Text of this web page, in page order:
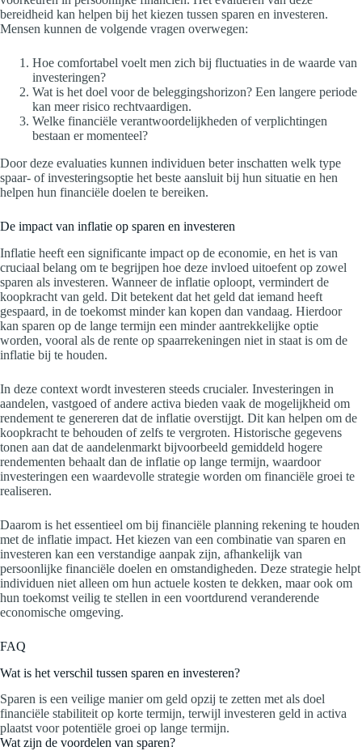
bereidheid kan helpen bij het kiezen tussen sparen en investeren.
Mensen kunnen de volgende vragen overwegen:
Hoe comfortabel voelt men zich bij fluctuaties in de waarde van
investeringen?
Wat is het doel voor de beleggingshorizon? Een langere periode
kan meer risico rechtvaardigen.
Welke financiële verantwoordelijkheden of verplichtingen
bestaan er momenteel?
Door deze evaluaties kunnen individuen beter inschatten welk type
spaar- of investeringsoptie het beste aansluit bij hun situatie en hen
helpen hun financiële doelen te bereiken.
De impact van inflatie op sparen en investeren
Inflatie heeft een significante impact op de economie, en het is van
cruciaal belang om te begrijpen hoe deze invloed uitoefent op zowel
sparen als investeren. Wanneer de inflatie oploopt, vermindert de
koopkracht van geld. Dit betekent dat het geld dat iemand heeft
gespaard, in de toekomst minder kan kopen dan vandaag. Hierdoor
kan sparen op de lange termijn een minder aantrekkelijke optie
worden, vooral als de rente op spaarrekeningen niet in staat is om de
inflatie bij te houden.
In deze context wordt investeren steeds crucialer. Investeringen in
aandelen, vastgoed of andere activa bieden vaak de mogelijkheid om
rendement te genereren dat de inflatie overstijgt. Dit kan helpen om de
koopkracht te behouden of zelfs te vergroten. Historische gegevens
tonen aan dat de aandelenmarkt bijvoorbeeld gemiddeld hogere
rendementen behaalt dan de inflatie op lange termijn, waardoor
investeringen een waardevolle strategie worden om financiële groei te
realiseren.
Daarom is het essentieel om bij financiële planning rekening te houden
met de inflatie impact. Het kiezen van een combinatie van sparen en
investeren kan een verstandige aanpak zijn, afhankelijk van
persoonlijke financiële doelen en omstandigheden. Deze strategie helpt
individuen niet alleen om hun actuele kosten te dekken, maar ook om
hun toekomst veilig te stellen in een voortdurend veranderende
economische omgeving.
FAQ
Wat is het verschil tussen sparen en investeren?
Sparen is een veilige manier om geld opzij te zetten met als doel
financiële stabiliteit op korte termijn, terwijl investeren geld in activa
plaatst voor potentiële groei op lange termijn.
Wat zijn de voordelen van sparen?